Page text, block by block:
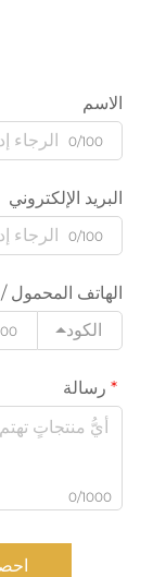
الاسم
0/100
البريد الإلكتروني
0/100
الهاتف المحمول
الكود
رسالة
0/1000